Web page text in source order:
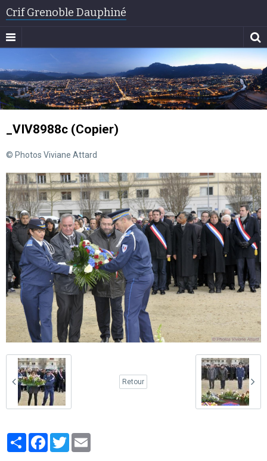
Crif Grenoble Dauphiné
_VIV8988c (Copier)
© Photos Viviane Attard
Retour
PartagerFacebook
Twitter